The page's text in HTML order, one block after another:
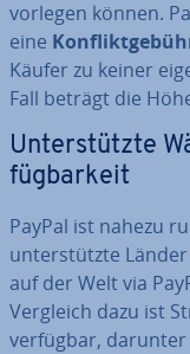
vorlegen können.
eine
Käufer zu keiner
Fall beträgt die
Un­ter­stütz­te
füg­bar­keit
PayPal ist nahezu
un­ter­stütz­te
auf der Welt via
Vergleich dazu ist
verfügbar,